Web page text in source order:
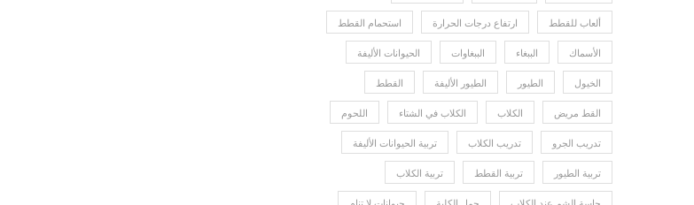
ألعاب للقطط ارتفاع درجات الحرارة استحمام القطط
الأسماك الببغاء الببغاوات الحيوانات الأليفة
الخيول الطيور الطيور الأليفة القطط
القط مريض الكلاب الكلاب في الشتاء اللحوم
تدريب الجرو تدريب الكلاب تربية الحيوانات الأليفة
تربية الطيور تربية القطط تربية الكلاب